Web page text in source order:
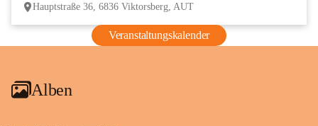
Hauptstraße 36, 6836 Viktorsberg, AUT
Veranstaltungskalender
Alben